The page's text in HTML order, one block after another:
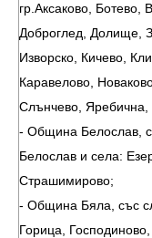
гр.Аксаково, Ботево,
Доброглед, Долище,
Изворско, Кичево,
Каравелово,
Слънчево, Яребична,
- Община Белослав,
Белослав и села:
Страшимирово;
- Община Бяла, със
Горица,